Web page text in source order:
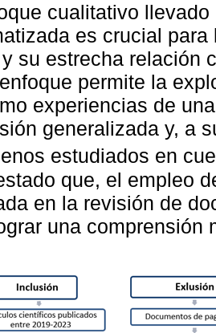
cualitativo
es crucial
su estrecha relación
permite la
experiencias de
generalizada y, a
estudiados en
que, el empleo
en la revisión de
una comprensión